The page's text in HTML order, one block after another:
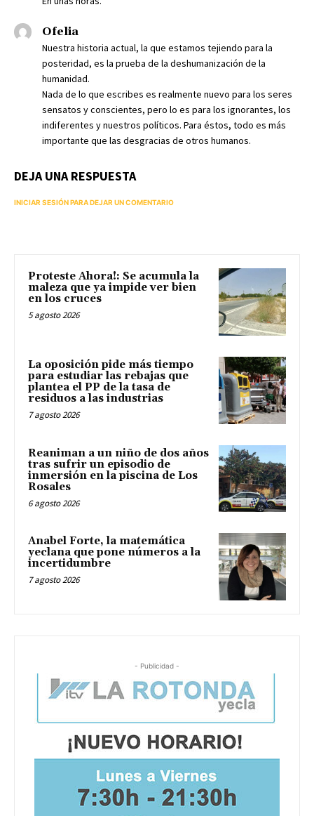
Ofelia
Nuestra historia actual, la que estamos tejiendo para la
posteridad, es la prueba de la deshumanización de la
humanidad.
Nada de lo que escribes es realmente nuevo para los seres
sensatos y conscientes, pero lo es para los ignorantes, los
indiferentes y nuestros políticos. Para éstos, todo es más
importante que las desgracias de otros humanos.
DEJA UNA RESPUESTA
INICIAR SESIÓN PARA DEJAR UN COMENTARIO
Proteste Ahora!: Se acumula la
maleza que ya impide ver bien
en los cruces
5 agosto 2026
La oposición pide más tiempo
para estudiar las rebajas que
plantea el PP de la tasa de
residuos a las industrias
7 agosto 2026
Reaniman a un niño de dos años
tras sufrir un episodio de
inmersión en la piscina de Los
Rosales
6 agosto 2026
Anabel Forte, la matemática
yeclana que pone números a la
incertidumbre
7 agosto 2026
- Publicidad -